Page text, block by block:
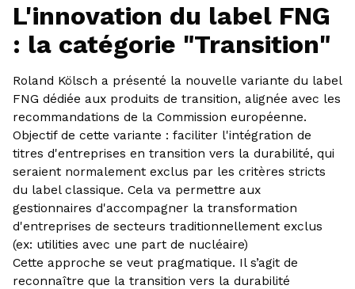
L'innovation du label FNG
: la catégorie "Transition"
Roland Kölsch a présenté la nouvelle variante du label
FNG dédiée aux produits de transition, alignée avec les
recommandations de la Commission européenne.
Objectif de cette variante : faciliter l'intégration de
titres d'entreprises en transition vers la durabilité, qui
seraient normalement exclus par les critères stricts
du label classique. Cela va permettre aux
gestionnaires d'accompagner la transformation
d'entreprises de secteurs traditionnellement exclus
(ex: utilities avec une part de nucléaire)
Cette approche se veut pragmatique. Il s’agit de
reconnaître que la transition vers la durabilité